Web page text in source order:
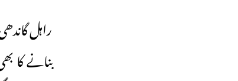
راہل
بنانے کا